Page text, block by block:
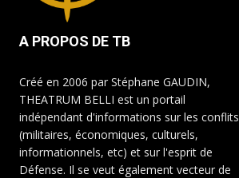
A PROPOS DE TB
Créé en 2006 par Stéphane GAUDIN,
THEATRUM BELLI est un portail
indépendant d'informations sur les conflits
(militaires, économiques, culturels,
informationnels, etc) et sur l'esprit de
Défense. Il se veut également vecteur de